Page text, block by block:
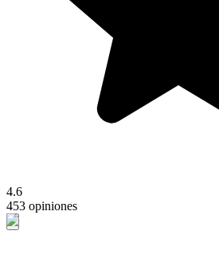
4.6
453 opiniones